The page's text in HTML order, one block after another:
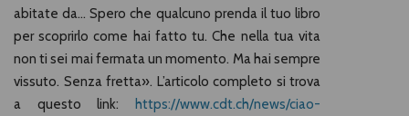
abitate da… Spero che qualcuno prenda il tuo libro
per scoprirlo come hai fatto tu. Che nella tua vita
non ti sei mai fermata un momento. Ma hai sempre
vissuto. Senza fretta». L’articolo completo si trova
a questo link:
https://www.cdt.ch/news/ciao-